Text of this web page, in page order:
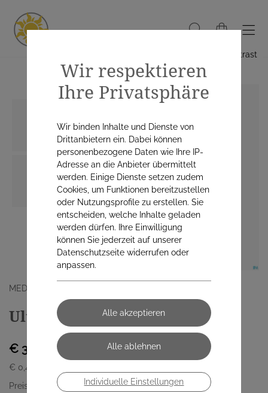
Hoher Kontrast
MEDIKA AUSTRIA GMBH
Ultraschallgel Farblos 1000ml
€ 3,95
€ 0,40
Preis inkl. MwSt.
Wir respektieren
Ihre Privatsphäre
Wir binden Inhalte und Dienste von
Drittanbietern ein. Dabei können
personenbezogene Daten wie Ihre IP-
Adresse an die Anbieter übermittelt
werden. Einige Dienste setzen zudem
Cookies, um Funktionen bereitzustellen
oder Nutzungsprofile zu erstellen. Sie
entscheiden, welche Inhalte geladen
werden dürfen. Ihre Einwilligung
können Sie jederzeit auf unserer
Datenschutzseite widerrufen oder
anpassen.
Individuelle Einstellungen